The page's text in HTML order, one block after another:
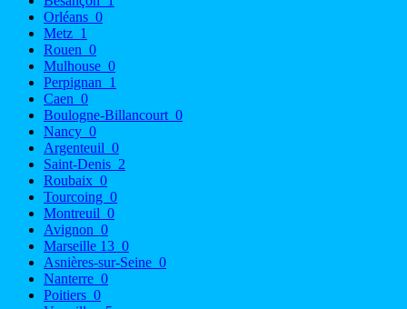
Orléans 0
Metz 1
Rouen 0
Mulhouse 0
Perpignan 1
Caen 0
Boulogne-Billancourt 0
Nancy 0
Argenteuil 0
Saint-Denis 2
Roubaix 0
Tourcoing 0
Montreuil 0
Avignon 0
Marseille 13 0
Asnières-sur-Seine 0
Nanterre 0
Poitiers 0